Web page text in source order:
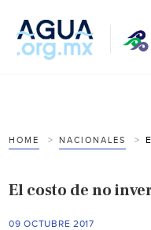
HOME NACIONALES
El costo de no
09 OCTUBRE 2017